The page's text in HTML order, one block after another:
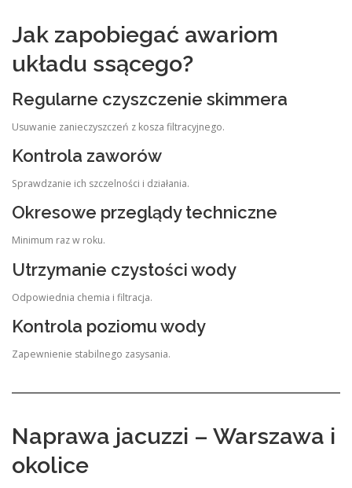
Jak zapobiegać awariom
układu ssącego?
Regularne czyszczenie skimmera
Usuwanie zanieczyszczeń z kosza filtracyjnego.
Kontrola zaworów
Sprawdzanie ich szczelności i działania.
Okresowe przeglądy techniczne
Minimum raz w roku.
Utrzymanie czystości wody
Odpowiednia chemia i filtracja.
Kontrola poziomu wody
Zapewnienie stabilnego zasysania.
Naprawa jacuzzi – Warszawa i
okolice